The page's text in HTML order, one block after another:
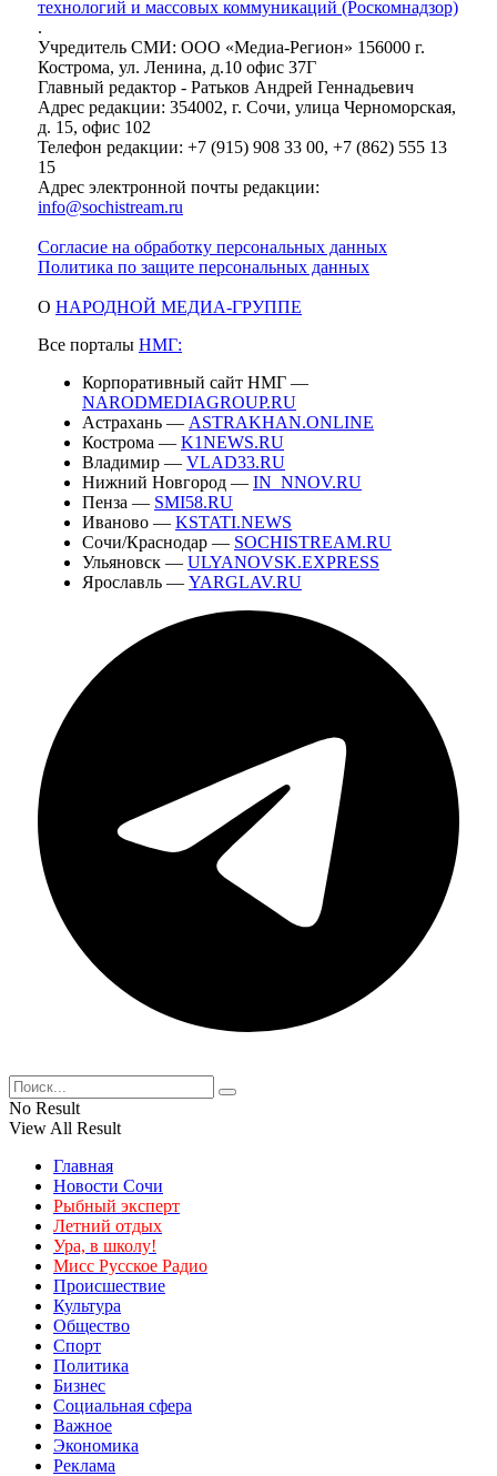
технологий и массовых коммуникаций (Роскомнадзор)
.
Учредитель СМИ: ООО «Медиа-Регион» 156000 г.
Кострома, ул. Ленина, д.10 офис 37Г
Главный редактор - Ратьков Андрей Геннадьевич
Адрес редакции: 354002, г. Сочи, улица Черноморская,
д. 15, офис 102
Телефон редакции: +7 (915) 908 33 00, +7 (862) 555 13
15
Адрес электронной почты редакции:
info@sochistream.ru
Согласие на обработку персональных данных
Политика по защите персональных данных
О НАРОДНОЙ МЕДИА-ГРУППЕ
Все порталы НМГ:
Корпоративный сайт НМГ —
NARODMEDIAGROUP.RU
Астрахань — ASTRAKHAN.ONLINE
Кострома — K1NEWS.RU
Владимир — VLAD33.RU
Нижний Новгород — IN_NNOV.RU
Пенза — SMI58.RU
Иваново — KSTATI.NEWS
Сочи/Краснодар — SOCHISTREAM.RU
Ульяновск — ULYANOVSK.EXPRESS
Ярославль — YARGLAV.RU
No Result
View All Result
Главная
Новости Сочи
Рыбный эксперт
Летний отдых
Ура, в школу!
Мисс Русское Радио
Происшествие
Культура
Общество
Спорт
Политика
Бизнес
Социальная сфера
Важное
Экономика
Реклама